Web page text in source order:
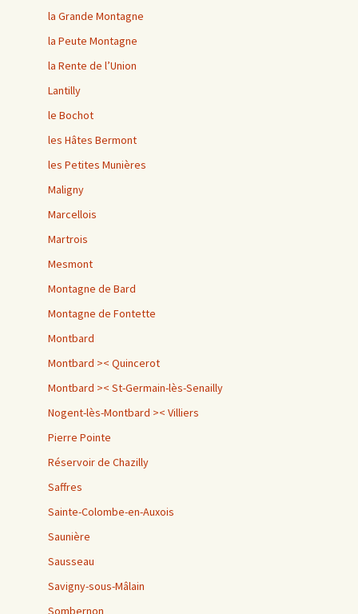
la Grande Montagne
la Peute Montagne
la Rente de l’Union
Lantilly
le Bochot
les Hâtes Bermont
les Petites Munières
Maligny
Marcellois
Martrois
Mesmont
Montagne de Bard
Montagne de Fontette
Montbard
Montbard >< Quincerot
Montbard >< St-Germain-lès-Senailly
Nogent-lès-Montbard >< Villiers
Pierre Pointe
Réservoir de Chazilly
Saffres
Sainte-Colombe-en-Auxois
Saunière
Sausseau
Savigny-sous-Mâlain
Sombernon